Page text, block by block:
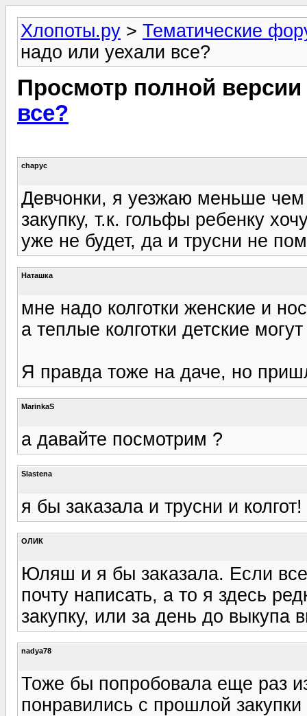
Хлопоты.ру > Тематические
надо или уехали все?
Просмотр полной
все?
chapyc
Девчонки, я уезжаю меньше
закупку, т.к. гольфы ребенку
уже не будет, да и трусни не
Наташка
мне надо колготки женские и
а теплые колготки детские
Я правда тоже на даче, но
MarinkaS
а давайте посмотрим ?
Slastena
я бы заказала и трусни и колгот!
ОЛИК
Юляш и я бы заказала. Если
почту написать, а то я здесь
закупку, или за день до выкупа
nadya78
Тоже бы попробовала еще раз
понравились с прошлой закупки